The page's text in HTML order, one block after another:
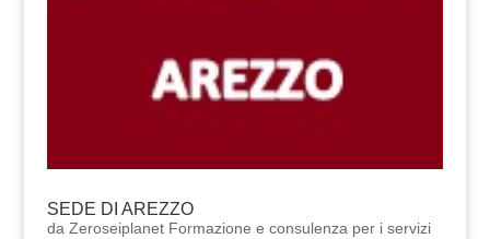
SEDE DI AREZZO
da Zeroseiplanet Formazione e consulenza per i servizi